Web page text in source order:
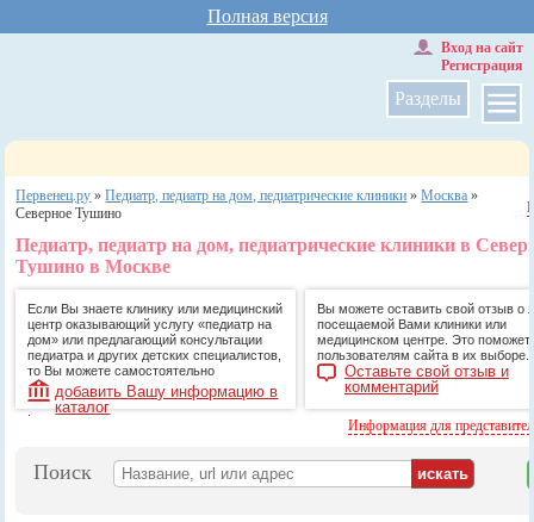
Полная версия
Разделы
Вход на сайт
Регистрация
Первенец.ру »Педиатр, педиатр на дом, педиатрические клиники »Москва »
Северное Тушино
Педиатр, педиатр на дом, педиатрические клиники в
Тушино в Москве
Если Вы знаете клинику или медицинский
центр оказывающий услугу «педиатр на
дом» или предлагающий консультации
педиатра и других детских специалистов,
то Вы можете самостоятельно
добавить Вашу информацию в
каталог
.
Вы можете оставить свой отзыв о
посещаемой Вами клиники или
медицинском центре. Это поможет
пользователям сайта в их выборе.
Оставьте свой отзыв и
комментарий
Информация для
Поиск